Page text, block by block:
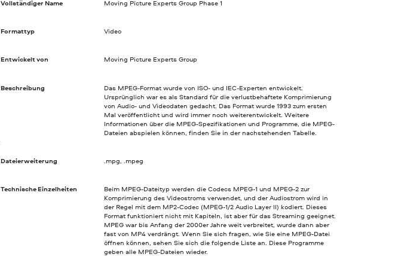
Vollständiger Name Moving Picture Experts Group Phase 1
Formattyp Video
Entwickelt von Moving Picture Experts Group
Beschreibung
Das MPEG-Format wurde von ISO- und IEC-Experten entwickelt.
Ursprünglich war es als Standard für die verlustbehaftete Komprimierung
von Audio- und Videodaten gedacht. Das Format wurde 1993 zum ersten
Mal veröffentlicht und wird immer noch weiterentwickelt. Weitere
Informationen über die MPEG-Spezifikationen und Programme, die MPEG-
Dateien abspielen können, finden Sie in der nachstehenden Tabelle.
Dateierweiterung .mpg, .mpeg
Technische Einzelheiten
Beim MPEG-Dateityp werden die Codecs MPEG-1 und MPEG-2 zur
Komprimierung des Videostroms verwendet, und der Audiostrom wird in
der Regel mit dem MP2-Codec (MPEG-1/2 Audio Layer II) kodiert. Dieses
Format funktioniert nicht mit Kapiteln, ist aber für das Streaming geeignet.
MPEG war bis Anfang der 2000er Jahre weit verbreitet, wurde dann aber
fast von MP4 verdrängt. Wenn Sie sich fragen, wie Sie eine MPEG-Datei
öffnen können, sehen Sie sich die folgende Liste an. Diese Programme
geben alle MPEG-Dateien wieder.